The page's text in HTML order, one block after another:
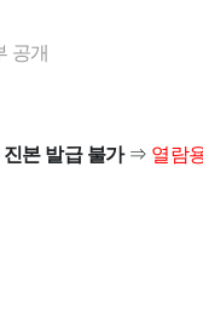
공개
진본 발급 불가⇒ 열람